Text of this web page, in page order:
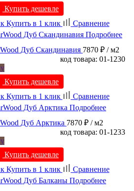
Купить дешевле
Купить в 1 клик
Сравнение
Подробнее
Дуб Скандинавия 7870 ₽ / м2
код товара: 01-1230
Купить дешевле
Купить в 1 клик
Сравнение
Подробнее
Дуб Арктика 7870 ₽ / м2
код товара: 01-1233
Купить дешевле
Купить в 1 клик
Сравнение
Подробнее